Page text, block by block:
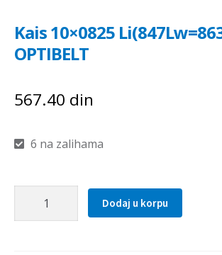
Kontakt
Kais 10×0825
OPTIBELT
567.40 din
6 na zalihama
10x0825
Dodaj u korpu